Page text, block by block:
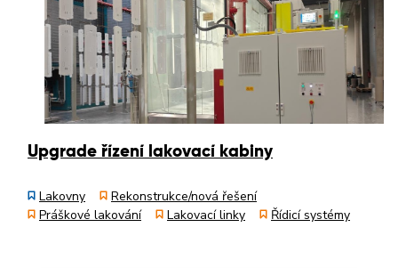
Upgrade řízení lakovací kabiny
Lakovny
Rekonstrukce/nová řešení
Práškové lakování
Lakovací linky Řídicí systémy